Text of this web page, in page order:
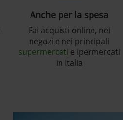
Anche per la spesa
Fai acquisti online, nei
negozi e nei principali
supermercati e ipermercati
in Italia